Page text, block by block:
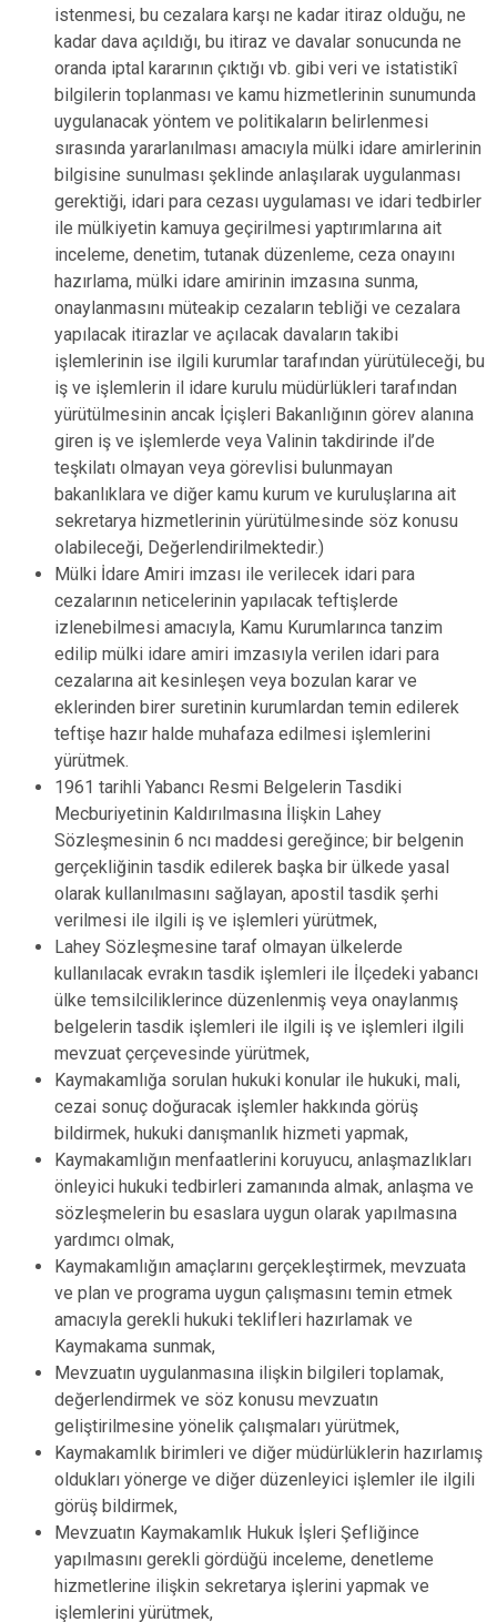
istenmesi, bu cezalara karşı ne kadar itiraz olduğu, ne
kadar dava açıldığı, bu itiraz ve davalar sonucunda ne
oranda iptal kararının çıktığı vb. gibi veri ve istatistikî
bilgilerin toplanması ve kamu hizmetlerinin sunumunda
uygulanacak yöntem ve politikaların belirlenmesi
sırasında yararlanılması amacıyla mülki idare amirlerinin
bilgisine sunulması şeklinde anlaşılarak uygulanması
gerektiği, idari para cezası uygulaması ve idari tedbirler
ile mülkiyetin kamuya geçirilmesi yaptırımlarına ait
inceleme, denetim, tutanak düzenleme, ceza onayını
hazırlama, mülki idare amirinin imzasına sunma,
onaylanmasını müteakip cezaların tebliği ve cezalara
yapılacak itirazlar ve açılacak davaların takibi
işlemlerinin ise ilgili kurumlar tarafından yürütüleceği, bu
iş ve işlemlerin il idare kurulu müdürlükleri tarafından
yürütülmesinin ancak İçişleri Bakanlığının görev alanına
giren iş ve işlemlerde veya Valinin takdirinde il’de
teşkilatı olmayan veya görevlisi bulunmayan
bakanlıklara ve diğer kamu kurum ve kuruluşlarına ait
sekretarya hizmetlerinin yürütülmesinde söz konusu
olabileceği, Değerlendirilmektedir.)
Mülki İdare Amiri imzası ile verilecek idari para
cezalarının neticelerinin yapılacak teftişlerde
izlenebilmesi amacıyla, Kamu Kurumlarınca tanzim
edilip mülki idare amiri imzasıyla verilen idari para
cezalarına ait kesinleşen veya bozulan karar ve
eklerinden birer suretinin kurumlardan temin edilerek
teftişe hazır halde muhafaza edilmesi işlemlerini
yürütmek.
1961 tarihli Yabancı Resmi Belgelerin Tasdiki
Mecburiyetinin Kaldırılmasına İlişkin Lahey
Sözleşmesinin 6 ncı maddesi gereğince; bir belgenin
gerçekliğinin tasdik edilerek başka bir ülkede yasal
olarak kullanılmasını sağlayan, apostil tasdik şerhi
verilmesi ile ilgili iş ve işlemleri yürütmek,
Lahey Sözleşmesine taraf olmayan ülkelerde
kullanılacak evrakın tasdik işlemleri ile İlçedeki yabancı
ülke temsilciliklerince düzenlenmiş veya onaylanmış
belgelerin tasdik işlemleri ile ilgili iş ve işlemleri ilgili
mevzuat çerçevesinde yürütmek,
Kaymakamlığa sorulan hukuki konular ile hukuki, mali,
cezai sonuç doğuracak işlemler hakkında görüş
bildirmek, hukuki danışmanlık hizmeti yapmak,
Kaymakamlığın menfaatlerini koruyucu, anlaşmazlıkları
önleyici hukuki tedbirleri zamanında almak, anlaşma ve
sözleşmelerin bu esaslara uygun olarak yapılmasına
yardımcı olmak,
Kaymakamlığın amaçlarını gerçekleştirmek, mevzuata
ve plan ve programa uygun çalışmasını temin etmek
amacıyla gerekli hukuki teklifleri hazırlamak ve
Kaymakama sunmak,
Mevzuatın uygulanmasına ilişkin bilgileri toplamak,
değerlendirmek ve söz konusu mevzuatın
geliştirilmesine yönelik çalışmaları yürütmek,
Kaymakamlık birimleri ve diğer müdürlüklerin hazırlamış
oldukları yönerge ve diğer düzenleyici işlemler ile ilgili
görüş bildirmek,
Mevzuatın Kaymakamlık Hukuk İşleri Şefliğince
yapılmasını gerekli gördüğü inceleme, denetleme
hizmetlerine ilişkin sekretarya işlerini yapmak ve
işlemlerini yürütmek,